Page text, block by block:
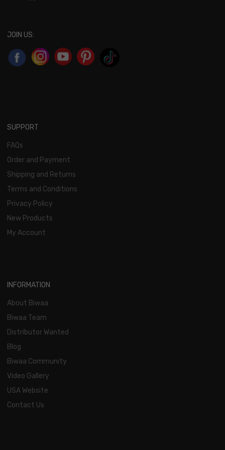
JOIN US:
SUPPORT
FAQs
Order and Payment
Shipping and Returns
Terms and Conditions
Privacy Policy
New Products
My Account
INFORMATION
About Biwaa
Biwaa Team
Distributor Wanted
Blog
Biwaa Community
Video Gallery
USA Website
Contact Us